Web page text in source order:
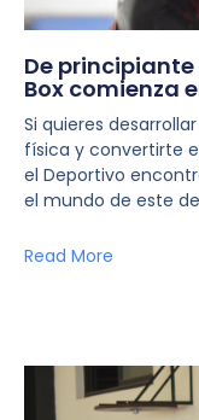
De
Box comienza
Si quieres
física y convertirte
el Deportivo
el mundo de este
Read More